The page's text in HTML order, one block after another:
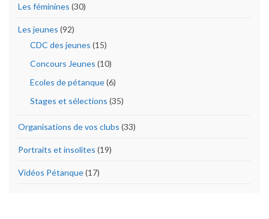
Les féminines (30)
Les jeunes (92)
CDC des jeunes (15)
Concours Jeunes (10)
Ecoles de pétanque(6)
Stages et sélections (35)
Organisations de vos clubs (33)
Portraits et insolites (19)
Vidéos Pétanque(17)